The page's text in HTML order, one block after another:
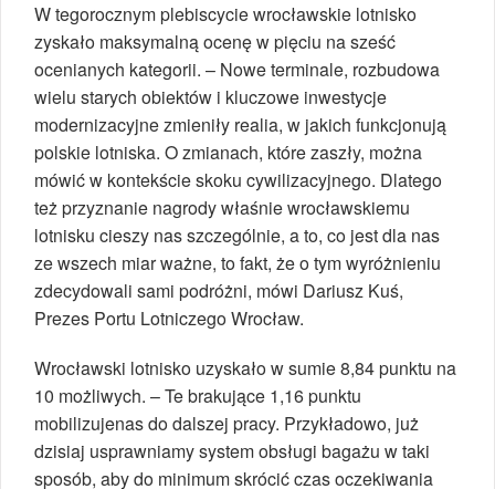
W tegorocznym plebiscycie wrocławskie lotnisko
zyskało maksymalną ocenę w pięciu na sześć
ocenianych kategorii. – Nowe terminale, rozbudowa
wielu starych obiektów i kluczowe inwestycje
modernizacyjne zmieniły realia, w jakich funkcjonują
polskie lotniska. O zmianach, które zaszły, można
mówić w kontekście skoku cywilizacyjnego. Dlatego
też przyznanie nagrody właśnie wrocławskiemu
lotnisku cieszy nas szczególnie, a to, co jest dla nas
ze wszech miar ważne, to fakt, że o tym wyróżnieniu
zdecydowali sami podróżni, mówi Dariusz Kuś,
Prezes Portu Lotniczego Wrocław.
Wrocławski lotnisko uzyskało w sumie 8,84 punktu na
10 możliwych. – Te brakujące 1,16 punktu
mobilizujenas do dalszej pracy. Przykładowo, już
dzisiaj usprawniamy system obsługi bagażu w taki
sposób, aby do minimum skrócić czas oczekiwania